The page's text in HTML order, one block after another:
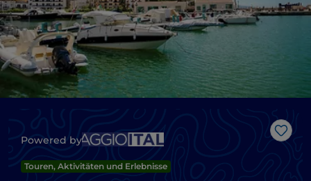
Like
Powered by
Touren, Aktivitäten und Erlebnisse